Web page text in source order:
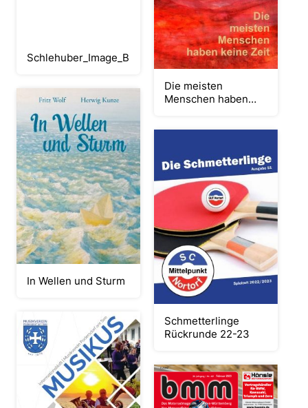
Schlehuber_Image_Broschüre_2023
Die meisten
Menschen haben
In Wellen und Sturm
Schmetterlinge
Rückrunde 22-23